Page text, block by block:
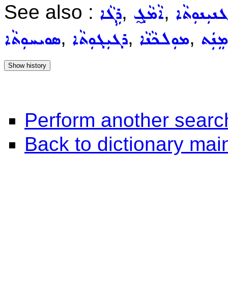
See also : ܪܹܓܵܐ, ܐܵܡܵܓ̰, ܓܢܝܼܢܘܼܬܵܐ
ܣܘܝܚܘܼܬܵܐ, ܪܓܝܼܓܘܼܬܵܐ, ܡܘܼܠܟܵܢܵܐ, ܡܸܢܲܬ
Perform another
Back to dictionary